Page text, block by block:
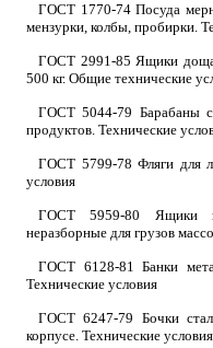
ГОСТ 1770-74 Посуда
мензурки, колбы, пробирки.
ГОСТ 2991-85 Ящики
500 кг. Общие технические
ГОСТ 5044-79 Барабаны
продуктов. Технические
ГОСТ 5799-78 Фляги для
условия
ГОСТ 5959-80 Ящики
неразборные для грузов
ГОСТ 6128-81 Банки
Технические условия
ГОСТ 6247-79 Бочки
корпусе. Технические условия